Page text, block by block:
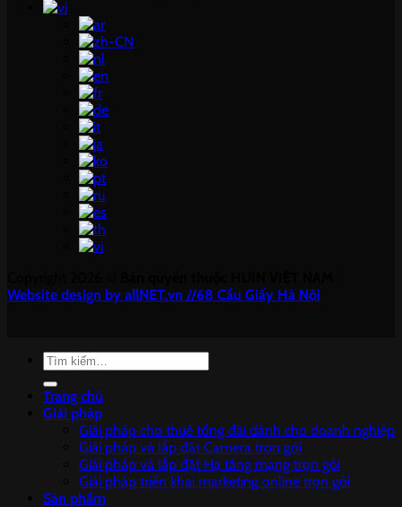
Website design by allNET.vn //68 Cầu Giấy Hà Nội
Tìm
kiếm:
Trang chủ
Giải pháp
Giải pháp cho thuê tổng đài dành cho doanh nghiệp
Giải pháp và lắp đặt Camera trọn gói
Giải pháp và lắp đặt Hạ tầng mạng trọn gói
Giải pháp triển khai marketing online trọn gói
Sản phẩm